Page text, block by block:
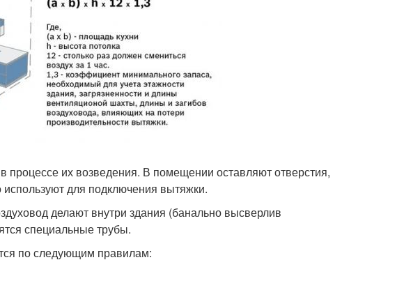
их возведения. В помещении оставляют отверстия,
для подключения вытяжки.
делают внутри здания (банально высверлив
специальные трубы.
по следующим правилам: